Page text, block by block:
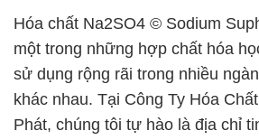
Hóa chất Na2SO4 © Sodium
một trong những hợp chất hóa
sử dụng rộng rãi trong nhiều
khác nhau. Tại Công Ty Hóa
Phát, chúng tôi tự hào là địa chỉ